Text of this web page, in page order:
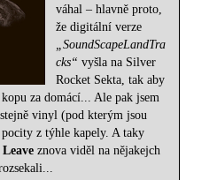
váhal – hlavně proto,
že digitální verze
„SoundScapeLandTra
cks“ vyšla na Silver
Rocket Sekta, tak aby
za domácí... Ale pak jsem
vinyl (pod kterým jsou
z týhle kapely. A taky
znova viděl na nějakejch